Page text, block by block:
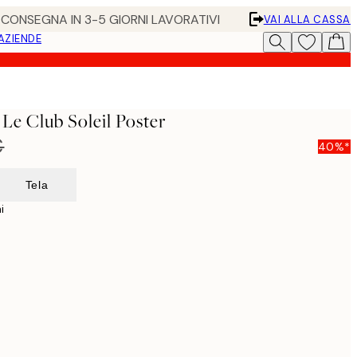
IN 3-5 GIORNI LAVORATIVI
VAI ALLA CASSA
Club Soleil Poster
40%*
Tela